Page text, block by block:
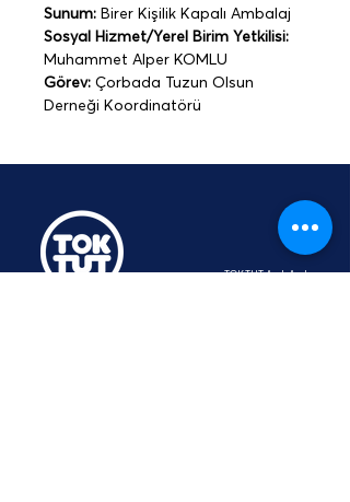
Sunum: Birer Kişilik Kapalı Ambalaj
Sosyal Hizmet/Yerel Birim Yetkilisi:
Muhammet Alper KOMLU
Görev: Çorbada Tuzun Olsun
Derneği Koordinatörü
TOKTUT Açık Açık